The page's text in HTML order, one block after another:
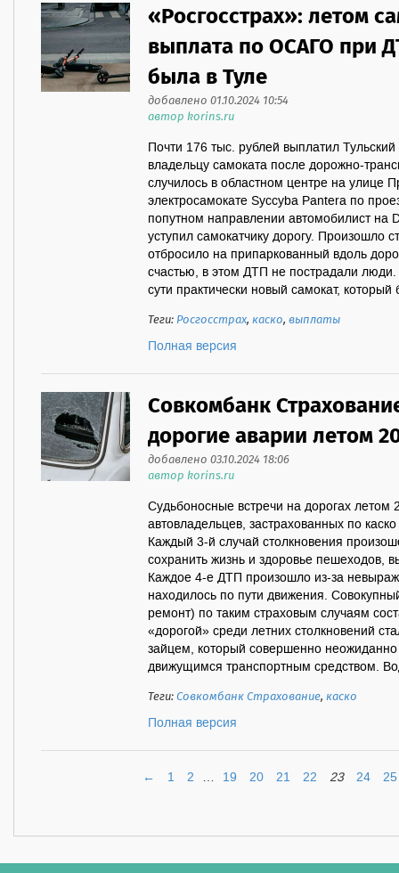
«Росгосстрах»: летом
выплата по ОСАГО при
была в Туле
добавлено 01.10.2024 10:54
автор korins.ru
Почти 176 тыс. рублей выплатил
владельцу самоката после дорожно-
случилось в областном центре на улице
электросамокате Syccyba Pantera по
попутном направлении автомобилист на
уступил самокатчику дорогу. Произошло
отбросило на припаркованный вдоль
счастью, в этом ДТП не пострадали
сути практически новый самокат,
Теги:Росгосстрах,каско,выплаты
Полная версия
Совкомбанк
дорогие аварии летом
добавлено 03.10.2024 18:06
автор korins.ru
Судьбоносные встречи на дорогах летом
автовладельцев, застрахованных по
Каждый 3-й случай столкновения
сохранить жизнь и здоровье пешеходов,
Каждое 4-е ДТП произошло из-за
находилось по пути движения.
ремонт) по таким страховым случаям
«дорогой» среди летних столкновений
зайцем, который совершенно
движущимся транспортным средством.
Теги:Совкомбанк Страхование,каско
Полная версия
← 1 2 … 19 20 21 22 23 24 25